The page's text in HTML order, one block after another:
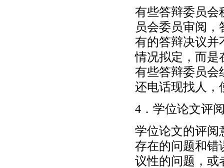
有些答辩委员会
员会委员审阅
有的答辩决议并
情况拟定，而是
有些答辩委员会
还电话现找人，
4．学位论文评
学位论文的评阅
存在的问题和错
议性的问题，或